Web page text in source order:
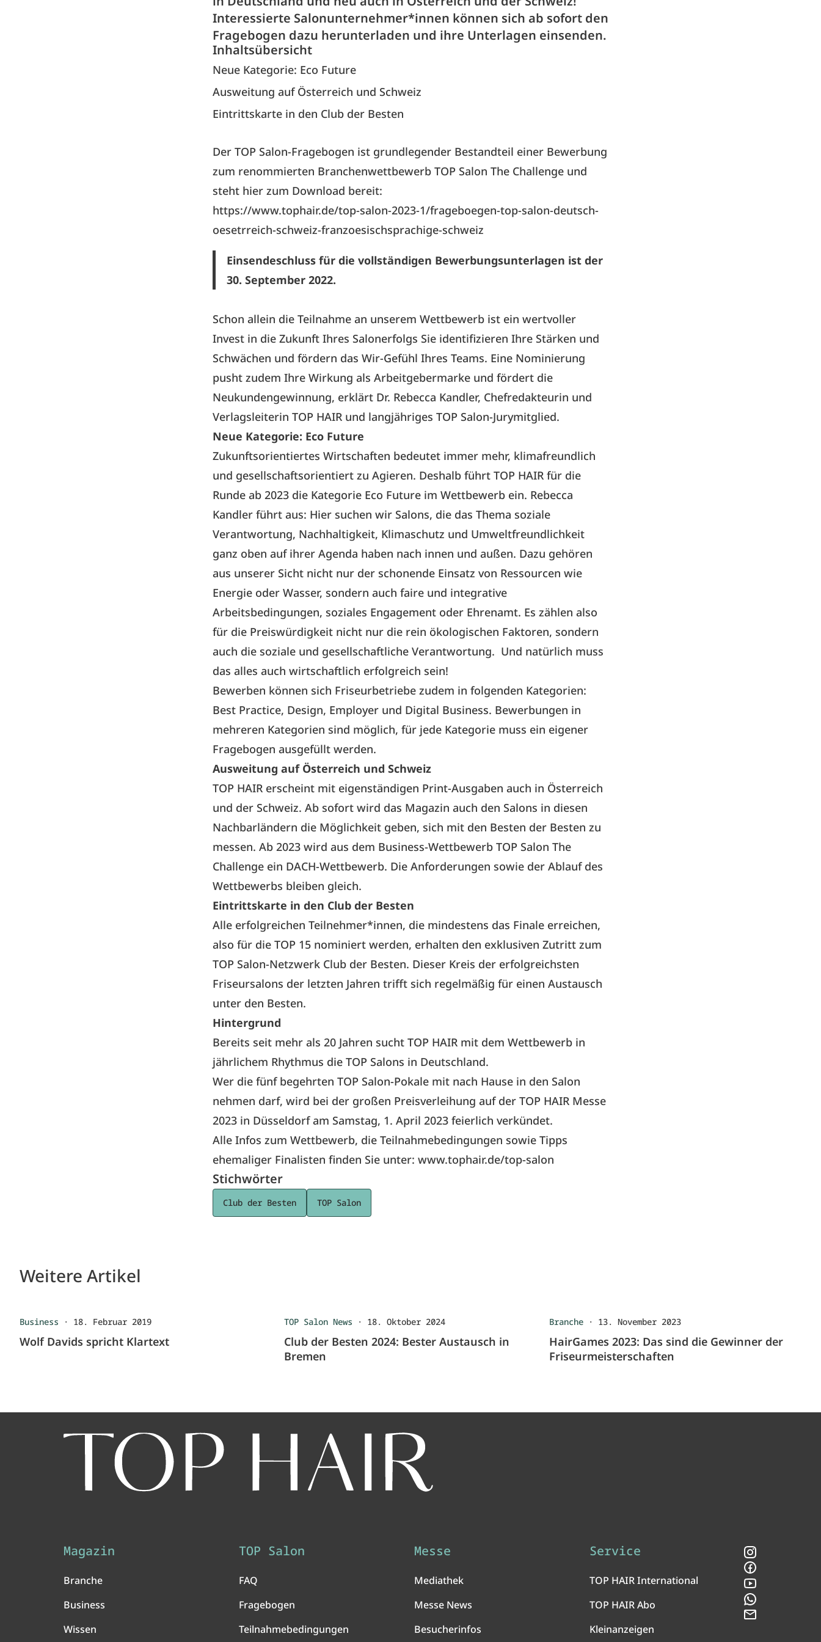
Interessierte Salonunternehmer*innen können sich ab sofort den
Fragebogen dazu herunterladen und ihre Unterlagen einsenden.
Inhaltsübersicht
Neue Kategorie: Eco Future
Ausweitung auf Österreich und Schweiz
Eintrittskarte in den Club der Besten
Der TOP Salon-Fragebogen ist grundlegender Bestandteil einer Bewerbung
zum renommierten Branchenwettbewerb TOP Salon The Challenge und
steht hier zum Download bereit:
https://www.tophair.de/top-salon-2023-1/frageboegen-top-salon-deutsch-
oesetrreich-schweiz-franzoesischsprachige-schweiz
Einsendeschluss für die vollständigen Bewerbungsunterlagen ist der
30. September 2022.
Schon allein die Teilnahme an unserem Wettbewerb ist ein wertvoller
Invest in die Zukunft Ihres Salonerfolgs Sie identifizieren Ihre Stärken und
Schwächen und fördern das Wir-Gefühl Ihres Teams. Eine Nominierung
pusht zudem Ihre Wirkung als Arbeitgebermarke und fördert die
Neukundengewinnung, erklärt Dr. Rebecca Kandler, Chefredakteurin und
Verlagsleiterin TOP HAIR und langjähriges TOP Salon-Jurymitglied.
Neue Kategorie: Eco Future
Zukunftsorientiertes Wirtschaften bedeutet immer mehr, klimafreundlich
und gesellschaftsorientiert zu Agieren. Deshalb führt TOP HAIR für die
Runde ab 2023 die Kategorie Eco Future im Wettbewerb ein. Rebecca
Kandler führt aus: Hier suchen wir Salons, die das Thema soziale
Verantwortung, Nachhaltigkeit, Klimaschutz und Umweltfreundlichkeit
ganz oben auf ihrer Agenda haben nach innen und außen. Dazu gehören
aus unserer Sicht nicht nur der schonende Einsatz von Ressourcen wie
Energie oder Wasser, sondern auch faire und integrative
Arbeitsbedingungen, soziales Engagement oder Ehrenamt. Es zählen also
für die Preiswürdigkeit nicht nur die rein ökologischen Faktoren, sondern
auch die soziale und gesellschaftliche Verantwortung. Und natürlich muss
das alles auch wirtschaftlich erfolgreich sein!
Bewerben können sich Friseurbetriebe zudem in folgenden Kategorien:
Best Practice, Design, Employer und Digital Business. Bewerbungen in
mehreren Kategorien sind möglich, für jede Kategorie muss ein eigener
Fragebogen ausgefüllt werden.
Ausweitung auf Österreich und Schweiz
TOP HAIR erscheint mit eigenständigen Print-Ausgaben auch in Österreich
und der Schweiz. Ab sofort wird das Magazin auch den Salons in diesen
Nachbarländern die Möglichkeit geben, sich mit den Besten der Besten zu
messen. Ab 2023 wird aus dem Business-Wettbewerb TOP Salon The
Challenge ein DACH-Wettbewerb. Die Anforderungen sowie der Ablauf des
Wettbewerbs bleiben gleich.
Eintrittskarte in den Club der Besten
Alle erfolgreichen Teilnehmer*innen, die mindestens das Finale erreichen,
also für die TOP 15 nominiert werden, erhalten den exklusiven Zutritt zum
TOP Salon-Netzwerk Club der Besten. Dieser Kreis der erfolgreichsten
Friseursalons der letzten Jahren trifft sich regelmäßig für einen Austausch
unter den Besten.
Hintergrund
Bereits seit mehr als 20 Jahren sucht TOP HAIR mit dem Wettbewerb in
jährlichem Rhythmus die TOP Salons in Deutschland.
Wer die fünf begehrten TOP Salon-Pokale mit nach Hause in den Salon
nehmen darf, wird bei der großen Preisverleihung auf der TOP HAIR Messe
2023 in Düsseldorf am Samstag, 1. April 2023 feierlich verkündet.
Alle Infos zum Wettbewerb, die Teilnahmebedingungen sowie Tipps
ehemaliger Finalisten finden Sie unter: www.tophair.de/top-salon
Stichwörter
Club der Besten TOP Salon
Weitere Artikel
Business · 18. Februar 2019
Wolf Davids spricht Klartext
TOP Salon News · 18. Oktober 2024
Club der Besten 2024: Bester Austausch in
Bremen
Branche· 13. November 2023
HairGames 2023: Das sind die Gewinner der
Friseurmeisterschaften
Magazin
Branche
Business
Wissen
TOP Salon
FAQ
Fragebogen
Teilnahmebedingungen
Messe
Mediathek
Messe News
Besucherinfos
Service
TOP HAIR International
TOP HAIR Abo
Kleinanzeigen